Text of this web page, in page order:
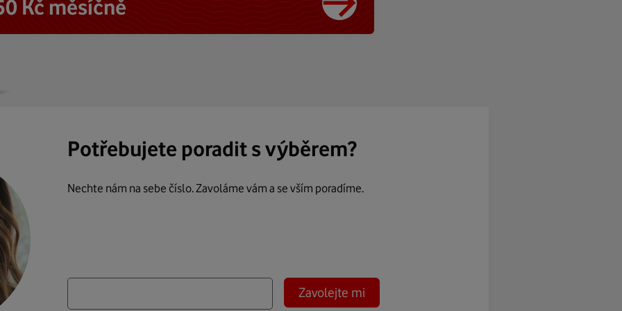
Kč měsíčně
Potřebujete poradit s výběrem?
Nechte nám na sebe číslo. Zavoláme vám a se vším poradíme.
Zavolejte mi